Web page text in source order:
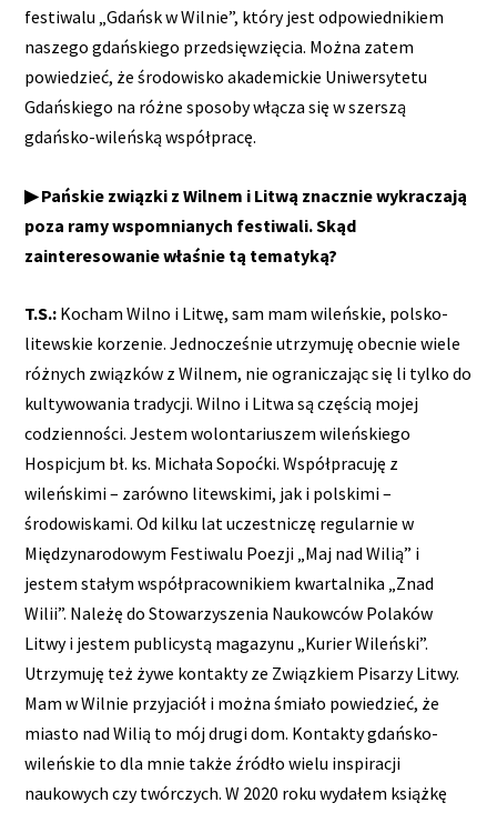
festiwalu „Gdańsk w Wilnie”, który jest odpowiednikiem
naszego gdańskiego przedsięwzięcia. Można zatem
powiedzieć, że środowisko akademickie Uniwersytetu
Gdańskiego na różne sposoby włącza się w szerszą
gdańsko-wileńską współpracę.
▶ Pańskie związki z Wilnem i Litwą znacznie wykraczają
poza ramy wspomnianych festiwali. Skąd
zainteresowanie właśnie tą tematyką?
T.S.: Kocham Wilno i Litwę, sam mam wileńskie, polsko-
litewskie korzenie. Jednocześnie utrzymuję obecnie wiele
różnych związków z Wilnem, nie ograniczając się li tylko do
kultywowania tradycji. Wilno i Litwa są częścią mojej
codzienności. Jestem wolontariuszem wileńskiego
Hospicjum bł. ks. Michała Sopoćki. Współpracuję z
wileńskimi – zarówno litewskimi, jak i polskimi –
środowiskami. Od kilku lat uczestniczę regularnie w
Międzynarodowym Festiwalu Poezji „Maj nad Wilią” i
jestem stałym współpracownikiem kwartalnika „Znad
Wilii”. Należę do Stowarzyszenia Naukowców Polaków
Litwy i jestem publicystą magazynu „Kurier Wileński”.
Utrzymuję też żywe kontakty ze Związkiem Pisarzy Litwy.
Mam w Wilnie przyjaciół i można śmiało powiedzieć, że
miasto nad Wilią to mój drugi dom. Kontakty gdańsko-
wileńskie to dla mnie także źródło wielu inspiracji
naukowych czy twórczych. W 2020 roku wydałem książkę